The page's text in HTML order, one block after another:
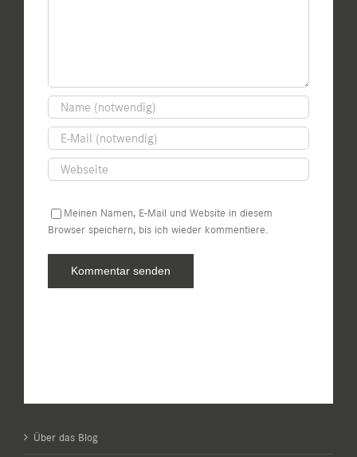
Meinen Namen, E-Mail und Website in diesem
Browser speichern, bis ich wieder kommentiere.
Über das Blog